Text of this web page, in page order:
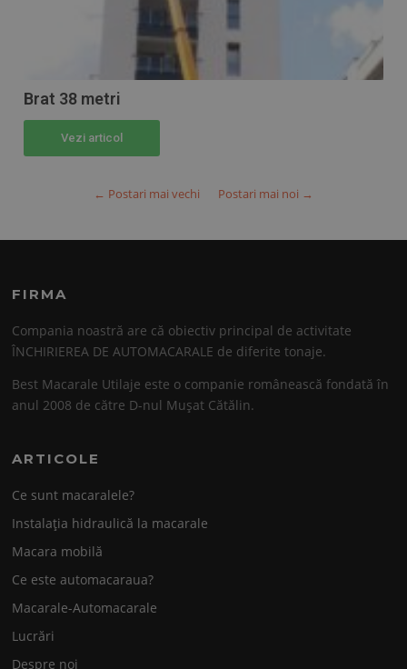
Brat 38 metri
Vezi articol
← Postari mai vechi Postari mai noi →
FIRMA
Compania noastră are că obiectiv principal de activitate
ÎNCHIRIEREA DE AUTOMACARALE de diferite tonaje.
Best Macarale Utilaje este o companie românească fondată în
anul 2008 de către D-nul Mușat Cătălin.
ARTICOLE
Ce sunt macaralele?
Instalația hidraulică la macarale
Macara mobilă
Ce este automacaraua?
Macarale-Automacarale
Lucrări
Despre noi